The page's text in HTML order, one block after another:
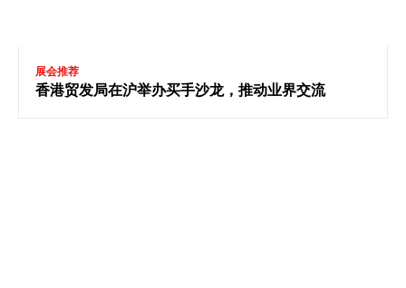
展会推荐
香港贸发局在沪举办买手沙龙，推动业界交流